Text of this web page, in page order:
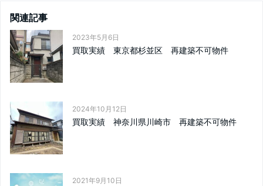
関連記事
2023年5月6日
買取実績 東京都杉並区 再建築不可物件
2024年10月12日
買取実績 神奈川県川崎市 再建築不可物件
2021年9月10日